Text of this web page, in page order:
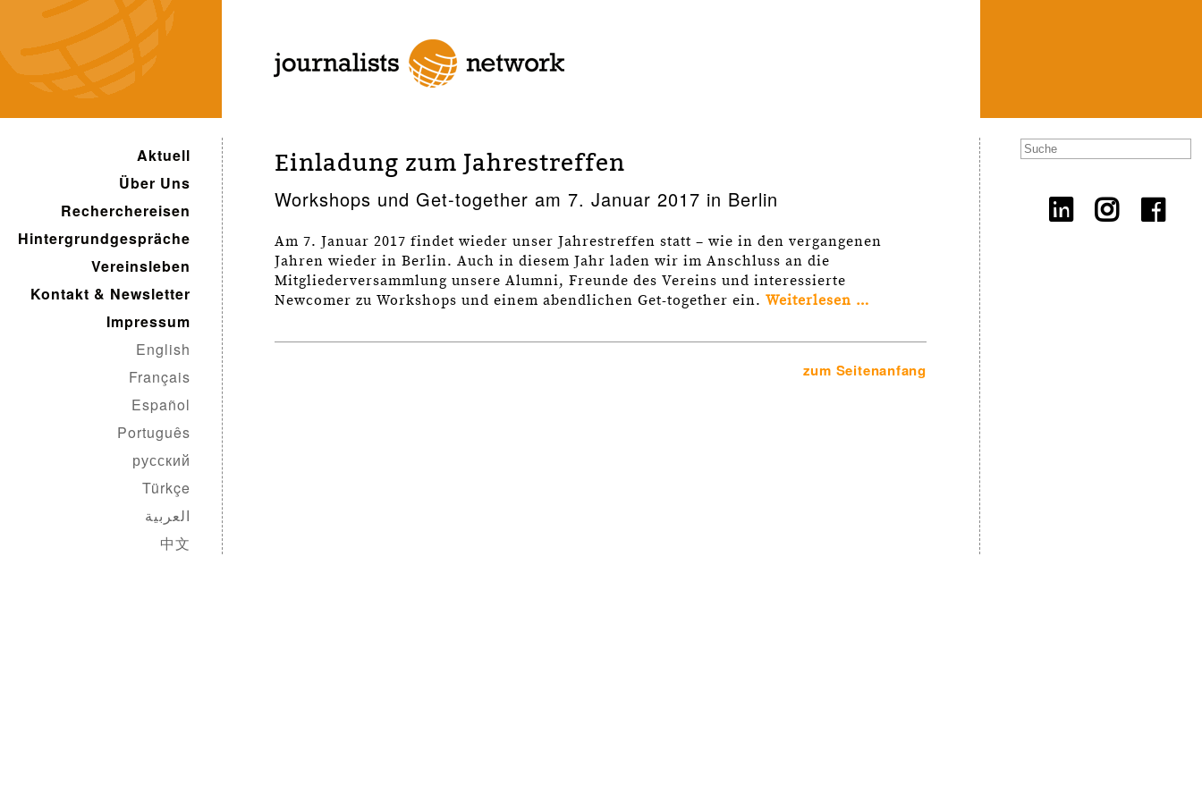
Aktuell
Über Uns
Recherchereisen
Hintergrundgespräche
Vereinsleben
Kontakt & Newsletter
Impressum
English
Français
Español
Português
русский
Türkçe
العربية
中文
Einladung zum Jahrestreffen
Workshops und Get-together am 7. Januar 2017 in Berlin
Am 7. Januar 2017 findet wieder unser Jahrestreffen statt – wie in den vergangenen
Jahren wieder in Berlin. Auch in diesem Jahr laden wir im Anschluss an die
Mitgliederversammlung unsere Alumni, Freunde des Vereins und interessierte
Newcomer zu Workshops und einem abendlichen Get-together ein. Weiterlesen …
zum Seitenanfang